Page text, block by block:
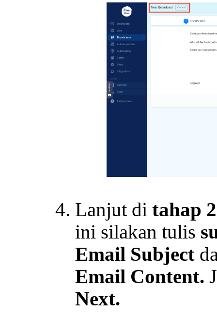
Lanjut di tahap
ini silakan tulis
Email Subject
Email Content.
Next.